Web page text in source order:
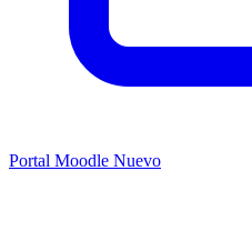
Portal Moodle Nuevo